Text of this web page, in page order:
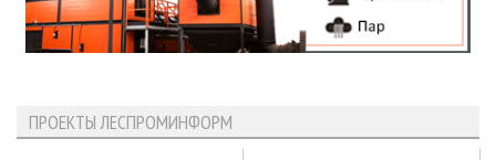
ПРОЕКТЫ ЛЕСПРОМИНФОРМ